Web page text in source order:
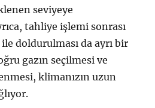
seviyeye
tahliye işlemi sonrası
doldurulması da ayrı bir
gazın seçilmesi ve
klimanızın uzun